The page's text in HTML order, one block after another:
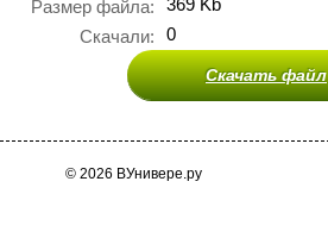
Размер файла:
369 Kb
Скачали:
0
Скачать файл
© 2026 ВУнивере.ру